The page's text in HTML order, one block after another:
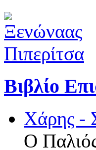
Βιβλίο
Χάρης -
Ο